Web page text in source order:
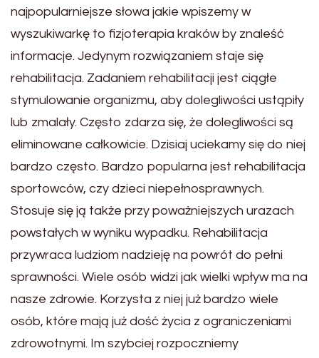
najpopularniejsze słowa jakie wpiszemy w
wyszukiwarkę to fizjoterapia kraków by znaleść
informacje. Jedynym rozwiązaniem staje się
rehabilitacja. Zadaniem rehabilitacji jest ciągłe
stymulowanie organizmu, aby dolegliwości ustąpiły
lub zmalały. Często zdarza się, że dolegliwości są
eliminowane całkowicie. Dzisiaj uciekamy się do niej
bardzo często. Bardzo popularna jest rehabilitacja
sportowców, czy dzieci niepełnosprawnych.
Stosuje się ją także przy poważniejszych urazach
powstałych w wyniku wypadku. Rehabilitacja
przywraca ludziom nadzieję na powrót do pełni
sprawności. Wiele osób widzi jak wielki wpływ ma na
nasze zdrowie. Korzysta z niej już bardzo wiele
osób, które mają już dość życia z ograniczeniami
zdrowotnymi. Im szybciej rozpoczniemy